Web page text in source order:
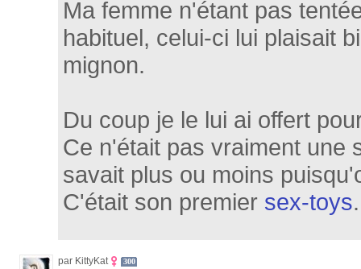
Ma femme n'étant pas
habituel, celui-ci lui plaisait
mignon.
Du coup je le lui ai offert
Ce n'était pas vraiment une
savait plus ou moins
C'était son premier sex-toys.
par KittyKat 300